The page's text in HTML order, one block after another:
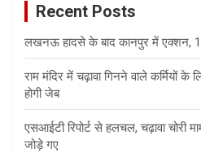
Recent Posts
लखनऊ हादसे के बाद कानपुर में एक्शन,
राम मंदिर में चढ़ावा गिनने वाले कर्मियों के
होगी जेब
एसआईटी रिपोर्ट से हलचल, चढ़ावा चोरी
जोड़े गए